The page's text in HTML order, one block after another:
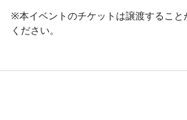
※本イベントのチケットは譲渡すること
ください。